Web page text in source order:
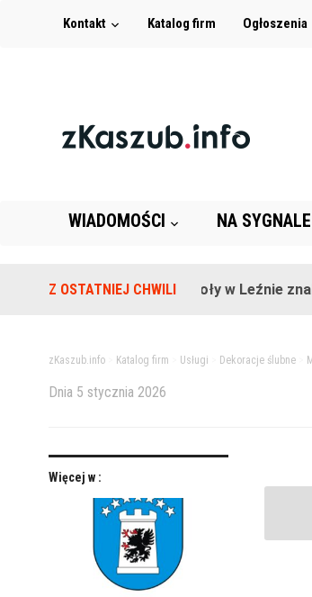
Kontakt Katalog firm Ogłoszenia
WIADOMOŚCI NA SYGNALE
Z OSTATNIEJ CHWILI
Na terenie szkoły w Leźnie
zKaszub.info> Katalog firm Usługi Dekoracje ślubne>
Dnia 5 stycznia 2026
Więcej w :